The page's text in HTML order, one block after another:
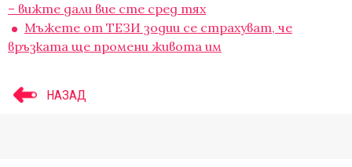
– вижте дали вие сте сред тях
Мъжете от ТЕЗИ зодии се страхуват, че
връзката ще промени живота им
НАЗАД